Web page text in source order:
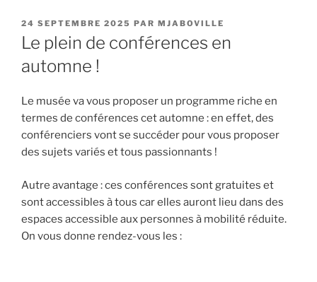
PUBLIÉ
LE
24 SEPTEMBRE 2025 PAR MJABOVILLE
Le plein de conférences en
automne !
Le musée va vous proposer un programme riche en
termes de conférences cet automne : en effet, des
conférenciers vont se succéder pour vous proposer
des sujets variés et tous passionnants !
Autre avantage : ces conférences sont gratuites et
sont accessibles à tous car elles auront lieu dans des
espaces accessible aux personnes à mobilité réduite.
On vous donne rendez-vous les :